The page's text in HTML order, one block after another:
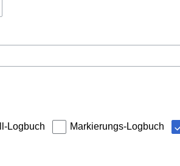
Logbuch Markierungs-Logbuch